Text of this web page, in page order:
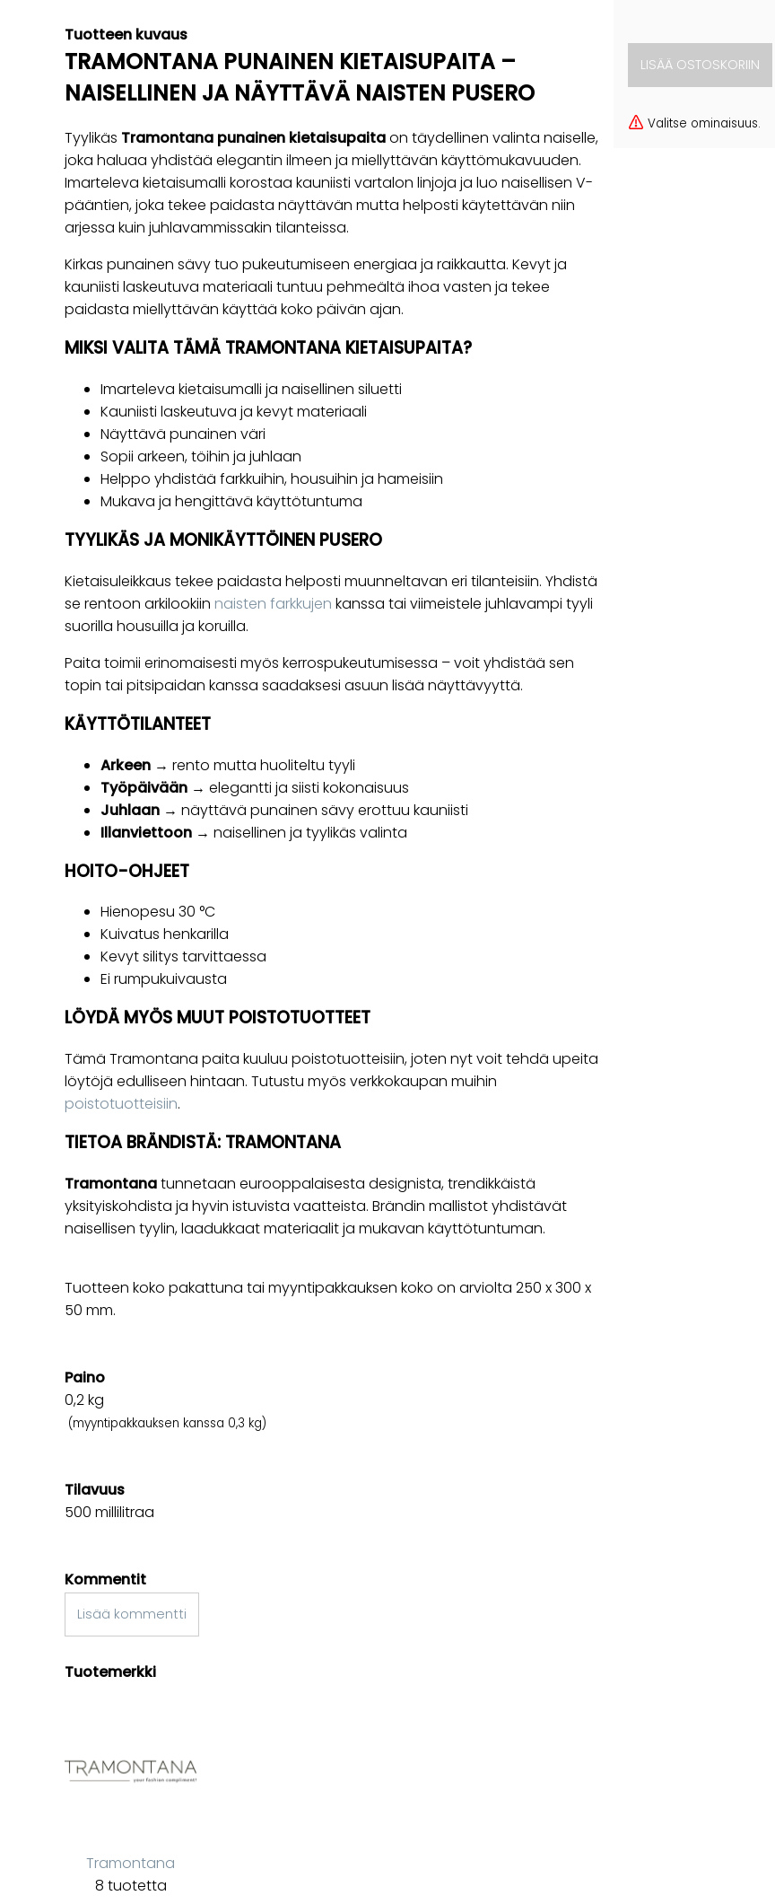
Valitse ominaisuus.
Tuotteen kuvaus
TRAMONTANA PUNAINEN KIETAISUPAITA –
NAISELLINEN JA NÄYTTÄVÄ NAISTEN PUSERO
Tyylikäs Tramontana punainen kietaisupaitaon täydellinen valinta naiselle,
joka haluaa yhdistää elegantin ilmeen ja miellyttävän käyttömukavuuden.
Imarteleva kietaisumalli korostaa kauniisti vartalon linjoja ja luo naisellisen V-
pääntien, joka tekee paidasta näyttävän mutta helposti käytettävän niin
arjessa kuin juhlavammissakin tilanteissa.
Kirkas punainen sävy tuo pukeutumiseen energiaa ja raikkautta. Kevyt ja
kauniisti laskeutuva materiaali tuntuu pehmeältä ihoa vasten ja tekee
paidasta miellyttävän käyttää koko päivän ajan.
MIKSI VALITA TÄMÄ TRAMONTANA KIETAISUPAITA?
Imarteleva kietaisumalli ja naisellinen siluetti
Kauniisti laskeutuva ja kevyt materiaali
Näyttävä punainen väri
Sopii arkeen, töihin ja juhlaan
Helppo yhdistää farkkuihin, housuihin ja hameisiin
Mukava ja hengittävä käyttötuntuma
TYYLIKÄS JA MONIKÄYTTÖINEN PUSERO
Kietaisuleikkaus tekee paidasta helposti muunneltavan eri tilanteisiin. Yhdistä
se rentoon arkilookiin naisten farkkujen kanssa tai viimeistele juhlavampi tyyli
suorilla housuilla ja koruilla.
Paita toimii erinomaisesti myös kerrospukeutumisessa – voit yhdistää sen
topin tai pitsipaidan kanssa saadaksesi asuun lisää näyttävyyttä.
KÄYTTÖTILANTEET
Arkeen → rento mutta huoliteltu tyyli
Työpäivään → elegantti ja siisti kokonaisuus
Juhlaan → näyttävä punainen sävy erottuu kauniisti
Illanviettoon → naisellinen ja tyylikäs valinta
HOITO-OHJEET
Hienopesu 30 °C
Kuivatus henkarilla
Kevyt silitys tarvittaessa
Ei rumpukuivausta
LÖYDÄ MYÖS MUUT POISTOTUOTTEET
Tämä Tramontana paita kuuluu poistotuotteisiin, joten nyt voit tehdä upeita
löytöjä edulliseen hintaan. Tutustu myös verkkokaupan muihin
poistotuotteisiin.
TIETOA BRÄNDISTÄ: TRAMONTANA
Tramontanatunnetaan eurooppalaisesta designista, trendikkäistä
yksityiskohdista ja hyvin istuvista vaatteista. Brändin mallistot yhdistävät
naisellisen tyylin, laadukkaat materiaalit ja mukavan käyttötuntuman.
Tuotteen koko pakattuna tai myyntipakkauksen koko on arviolta 250 x 300 x
50 mm.
Paino
0,2kg
(myyntipakkauksen kanssa 0,3 kg)
Tilavuus
500 millilitraa
Kommentit
Lisää kommentti
Tuotemerkki
Tramontana
8 tuotetta